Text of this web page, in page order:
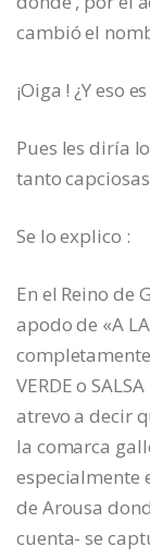
cambió el
¡Oiga ! ¿Y eso
Pues les diría
tanto capciosas
Se lo explico :
En el Reino de
apodo de «A
VERDE o
atrevo a decir
la comarca
especialmente
de Arousa
cuenta- se